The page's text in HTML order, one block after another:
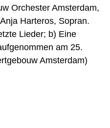
Orchester Amsterdam,
Harteros, Sopran.
Lieder; b) Eine
am 25.
Amsterdam)